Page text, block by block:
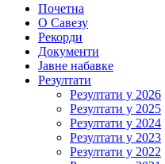
Почетна
О Савезу
Рекорди
Документи
Јавне набавке
Резултати
Резултати у 2026
Резултати у 2025
Резултати у 2024
Резултати у 2023
Резултати у 2022